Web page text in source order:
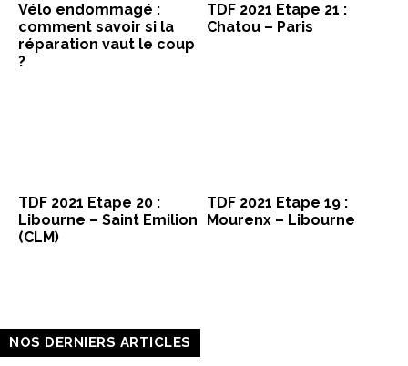
Vélo endommagé :
comment savoir si la
réparation vaut le coup
?
TDF 2021 Etape 21 :
Chatou – Paris
TDF 2021 Etape 20 :
Libourne – Saint Emilion
(CLM)
TDF 2021 Etape 19 :
Mourenx – Libourne
NOS DERNIERS ARTICLES